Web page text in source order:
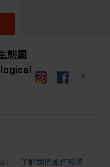
態園
） 了解我們如何精選